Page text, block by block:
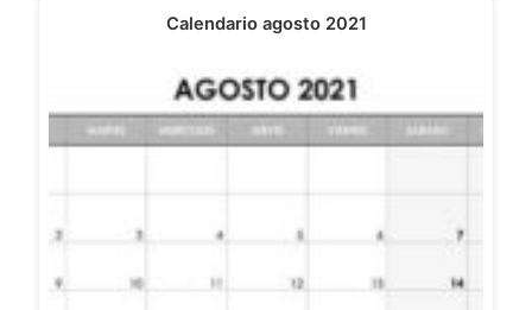
Calendario agosto 2021